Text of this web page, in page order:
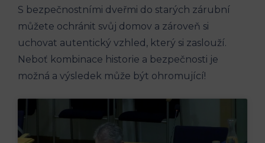
S bezpečnostními dveřmi do starých zárubní
můžete ochránit svůj domov a zároveň si
uchovat autentický vzhled, který si zaslouží.
Neboť kombinace historie a bezpečnosti je
možná a výsledek může být ohromující!